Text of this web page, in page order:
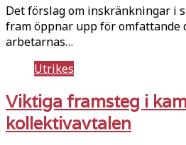
Det förslag om inskränkningar i
fram öppnar upp för omfattande
arbetarnas…
Utrikes
Viktiga framsteg i
kollektivavtalen